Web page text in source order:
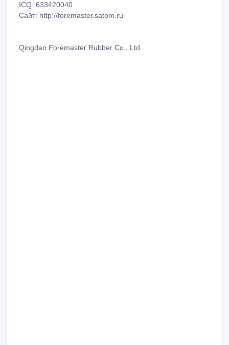
ICQ: 633420040
Сайт: http://foremaster.satom.ru
Qingdao Foremaster Rubber Co., Ltd